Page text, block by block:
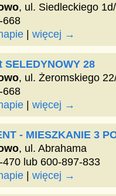
, ul. Siedleckiego
668
| więcej →
28
, ul. Żeromskiego
668
| więcej →
- MIESZKANIE 3
, ul. Abrahama
lub 600-897-833
| więcej →